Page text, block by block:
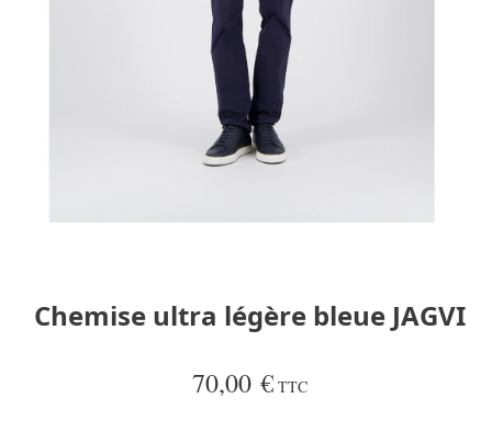
Chemise ultra légère bleue JAGVI
70,00 € TTC